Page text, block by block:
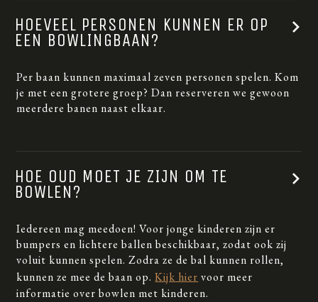
HOEVEEL PERSONEN KUNNEN ER OP
EEN BOWLINGBAAN?
Per baan kunnen maximaal zeven personen spelen. Kom
je met een grotere groep? Dan reserveren we gewoon
meerdere banen naast elkaar.
HOE OUD MOET JE ZIJN OM TE
BOWLEN?
Iedereen mag meedoen! Voor jonge kinderen zijn er
bumpers en lichtere ballen beschikbaar, zodat ook zij
voluit kunnen spelen. Zodra ze de bal kunnen rollen,
kunnen ze mee de baan op.Kijk hier voor meer
informatie over bowlen met kinderen.